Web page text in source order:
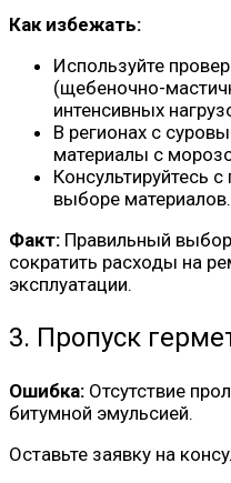
Как избежать:
Используйте
(щебеночно-
интенсивных
В регионах с
материалы с
Консультируйтесь
выборе материалов.
Факт: Правильный
сократить расходы на
эксплуатации.
3. Пропуск
Ошибка: Отсутствие
битумной эмульсией.
Оставьте заявку на